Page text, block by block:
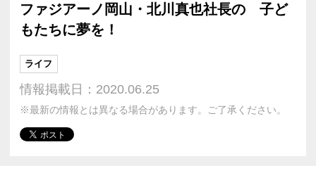
ファジアーノ岡山・北川真也社長の 子ど
もたちに夢を！
ライフ
情報掲載日：2020.06.25
※最新の情報とは異なる場合があります。ご了承ください。